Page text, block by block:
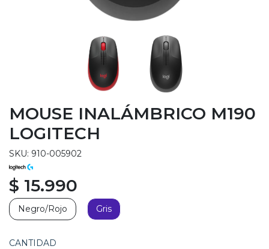
MOUSE INALÁMBRICO M190
LOGITECH
SKU: 910-005902
$ 15.990
Negro/Rojo Gris
CANTIDAD